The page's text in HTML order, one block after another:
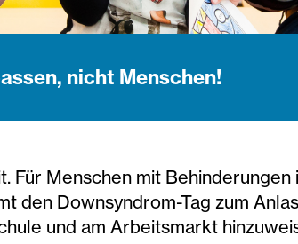
nicht Menschen!
Für Menschen mit
den Downsyndrom-Tag zum
und am Arbeitsmarkt